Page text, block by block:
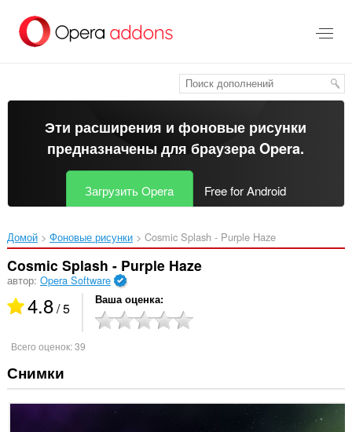
перейти
Эти расширения и фоновые рисунки
предназначены длябраузера Opera.
Загрузить Opera Free for Android
Домой Фоновые рисунки Cosmic Splash - Purple Haze‎
Cosmic Splash - Purple Haze
автор: Opera Software
4.8/ 5 Ваша оценка
Всего оценок:39
Снимки